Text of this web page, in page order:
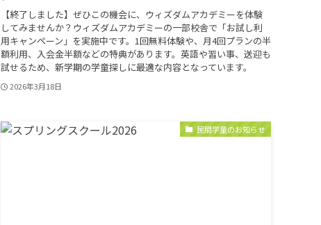
【終了しました】ぜひこの機会に、ウィズダムアカデミーを体験
してみませんか？ウィズダムアカデミーの一部校舎で「お試し利
用キャンペーン」を実施中です。1回無料体験や、月4回プランの半
額利用、入会金半額などの特典があります。英語や習い事、送迎も
試せるため、新学期の学童探しに最適な内容となっています。
2026年3月18日
民間学童のお知らせ